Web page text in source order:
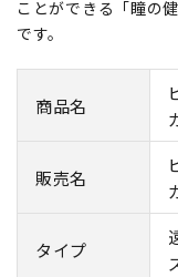
ことができる「瞳の
です。
商品名
販売名
タイプ